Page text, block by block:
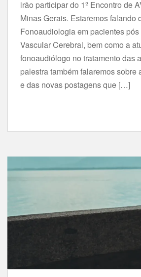
irão participar do 1º Encontro de
Minas Gerais. Estaremos falando
Fonoaudiologia em pacientes
Vascular Cerebral, bem como a
fonoaudiólogo no tratamento das
palestra também falaremos sobre
e das novas postagens que […]